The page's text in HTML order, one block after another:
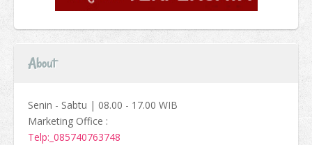
About
Senin - Sabtu | 08.00 - 17.00 WIB
Marketing Office :
Telp:_085740763748